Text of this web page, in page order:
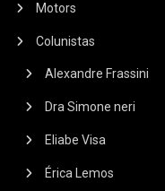
Motors
Colunistas
Alexandre Frassini
Dra Simone neri
Eliabe Visa
Érica Lemos